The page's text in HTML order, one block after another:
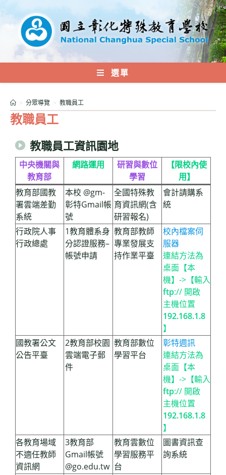
轉
內
選單
教職員工
> 分眾導覽 > 教職員工
教職員工資訊園地
中央機關與
教育部
網路運用
研習與數位
學習
【限校內使
用】
教育部國教
署雲端差勤
系統
本校 @gm-
彰特Gmail帳
號
全國特殊教
育資訊網(含
研習報名)
會計請購系
統
行政院人事
行政總處
1教育體系身
分認證服務–
帳號申請
教育部教師
專業發展支
持作業平臺
校內檔案伺
服器
連結方法為
桌面【本
機】->【輸入
ftp:// 開啟
主機位置
192.168.1.8
】
國教署公文
公告平臺
2教育部校園
雲端電子郵
件
教育部數位
學習平台
彰特週訊
連結方法為
桌面【本
機】->【輸入
ftp:// 開啟
主機位置
192.168.1.8
】
各教育場域
不適任教師
資訊網
3教育部
Gmail帳號
@go.edu.tw
教育雲數位
學習服務平
台
圖書資訊查
詢系統